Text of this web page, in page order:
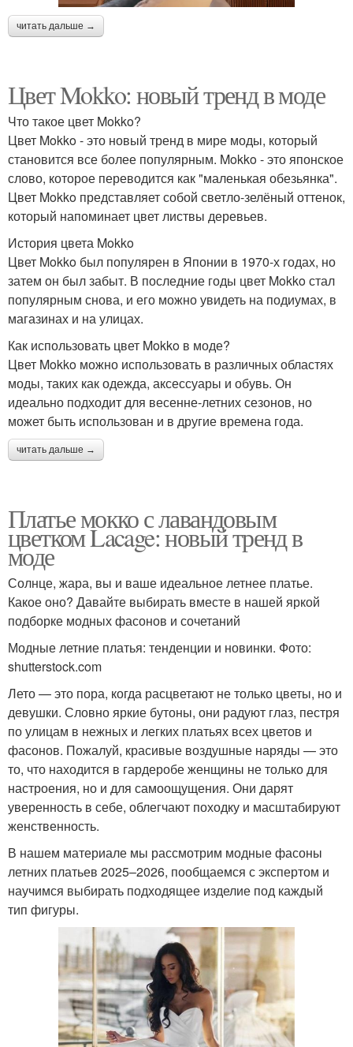
читать дальше →
Цвет Mokko: новый тренд в моде
Что такое цвет Mokko?
Цвет Mokko - это новый тренд в мире моды, который
становится все более популярным. Mokko - это японское
слово, которое переводится как "маленькая обезьянка".
Цвет Mokko представляет собой светло-зелёный оттенок,
который напоминает цвет листвы деревьев.
История цвета Mokko
Цвет Mokko был популярен в Японии в 1970-х годах, но
затем он был забыт. В последние годы цвет Mokko стал
популярным снова, и его можно увидеть на подиумах, в
магазинах и на улицах.
Как использовать цвет Mokko в моде?
Цвет Mokko можно использовать в различных областях
моды, таких как одежда, аксессуары и обувь. Он
идеально подходит для весенне-летних сезонов, но
может быть использован и в другие времена года.
читать дальше →
Платье мокко с лавандовым
цветком Lacage: новый тренд в
моде
Солнце, жара, вы и ваше идеальное летнее платье.
Какое оно? Давайте выбирать вместе в нашей яркой
подборке модных фасонов и сочетаний
Модные летние платья: тенденции и новинки. Фото:
shutterstock.com
Лето — это пора, когда расцветают не только цветы, но и
девушки. Словно яркие бутоны, они радуют глаз, пестря
по улицам в нежных и легких платьях всех цветов и
фасонов. Пожалуй, красивые воздушные наряды — это
то, что находится в гардеробе женщины не только для
настроения, но и для самоощущения. Они дарят
уверенность в себе, облегчают походку и масштабируют
женственность.
В нашем материале мы рассмотрим модные фасоны
летних платьев 2025–2026, пообщаемся с экспертом и
научимся выбирать подходящее изделие под каждый
тип фигуры.